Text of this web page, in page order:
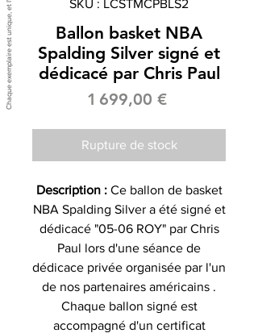
SKU : LCSTMCPBLS2
Ballon basket NBA
Spalding Silver signé et
dédicacé par Chris Paul
1 699,00 €Prix
Rupture de stock
Description :Ce ballon de basket
NBA Spalding Silver a été signé et
dédicacé "05-06 ROY" par Chris
Paul lors d'une séance de
dédicace privée organisée par l'un
de nos partenaires américains .
Chaque ballon signé est
accompagné d'un certificat